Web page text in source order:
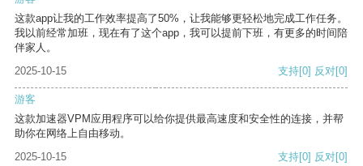
这款app让我的工作效率提高了50%，让我能够更轻松地完成工作任务。
我以前经常加班，现在有了这个app，我可以提前下班，有更多的时间陪
伴家人。
2025-10-15
支持[0] 反对[0]
游客
这款加速器VPM应用程序可以给你提供最高速度和安全性的连接，并帮
助你在网络上自由移动。
2025-10-15
支持[0] 反对[0]